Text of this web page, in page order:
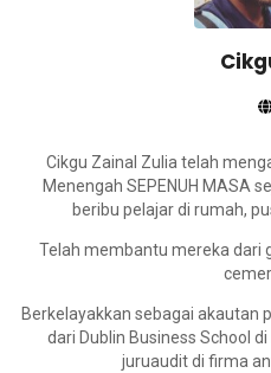
Cikgu Zainal Zulia telah
Menengah SEPENUH MASA
beribu pelajar di rumah,
Telah membantu mereka dari
Berkelayakkan sebagai akautan
dari Dublin Business School
juruaudit di firma